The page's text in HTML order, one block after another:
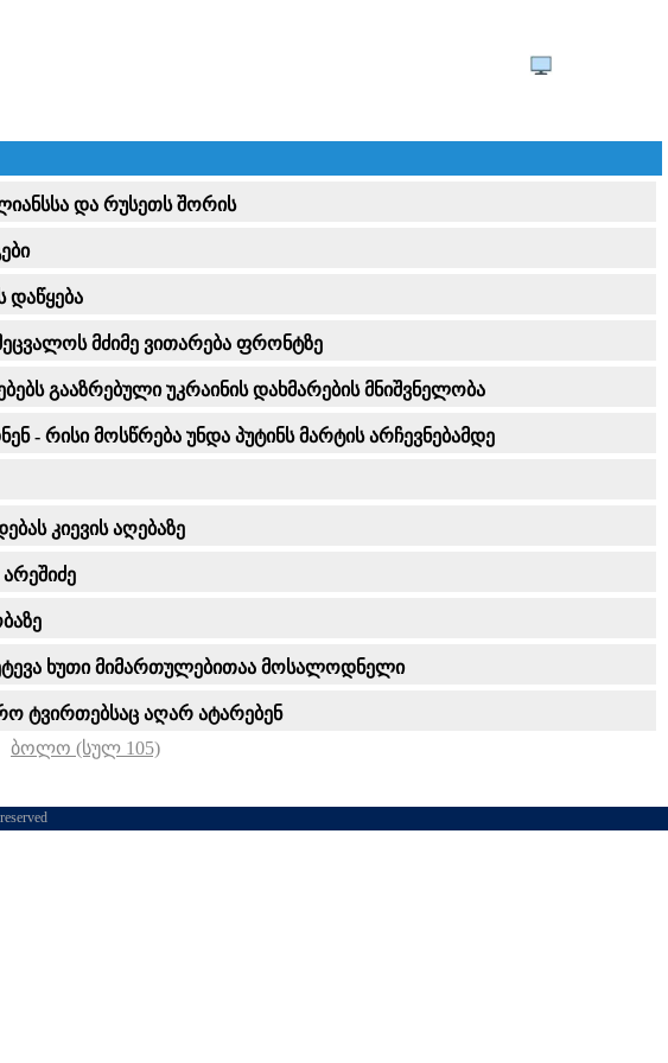
და რუსეთს შორის
დაწყება
მძიმე ვითარება ფრონტზე
გააზრებული უკრაინის დახმარების მნიშვნელობა
- რისი მოსწრება უნდა პუტინს მარტის არჩევნებამდე
კიევის აღებაზე
ხუთი მიმართულებითაა მოსალოდნელი
ტვირთებსაც აღარ ატარებენ
ბოლო (სულ 105)